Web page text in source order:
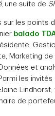
, une suite de
sur les points
balado
Marketing
et
les
de